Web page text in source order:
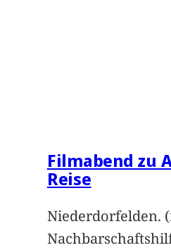
Filmabend zu
Reise
Niederdorfelden.